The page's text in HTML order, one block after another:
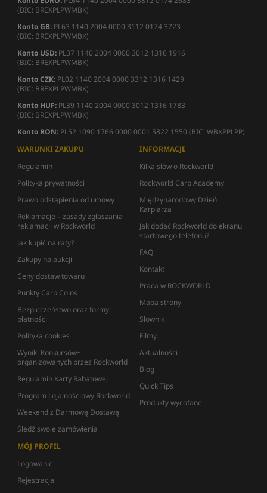
(BIC: BREXPLPWMBK)
Konto GB: PL63 1140 2004 0000 3112 0174 3723
(BIC: BREXPLPWMBK)
Konto USD: PL37 1140 2004 0000 3012 1316 1916
(BIC: BREXPLPWMBK)
Konto CZK: PL02 1140 2004 0000 3312 1316 1429
(BIC: BREXPLPWMBK)
Konto HUF: PL39 1140 2004 0000 3012 1316 1783
(BIC: BREXPLPWMBK)
Konto RON: PL52 1090 1766 0000 0001 5822 1550 (BIC: WBKPPLPP)
WARUNKI ZAKUPU
Regulamin
Polityka prywatności
Prawo odstąpienia od umowy
Reklamacje – zasady zgłaszania
reklamacji w Rockworld
Jak kupić na raty?
Zakupy na aukcji
Ceny dostaw towaru
Punkty Carp Coins
Bezpieczeństwo oraz formy
płatności
Polityka cookies
Wyniki Konkursów+
organizowanych przez Rockworld
Regulamin Karty Rabatowej
Program Lojalnościowy Rockworld
Weekend z Darmową Dostawą
Śledź swoje zamówienia
INFORMACJE
Kilka słów o Rockworld
Rockworld Carp Academy
Międzynarodowy Dzień
Karpiarza
Jak dodać Rockworld do ekranu
startowego telefonu?
FAQ
Kontakt
Praca w ROCKWORLD
Mapa strony
Słownik
Filmy
Aktualności
Blog
Quick Tips
Produkty wycofane
MÓJ PROFIL
Logowanie
Rejestracja